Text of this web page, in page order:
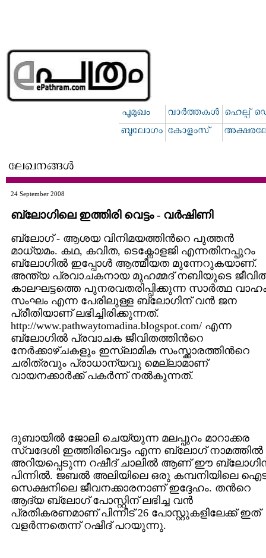
24 September 2008
ബ്ലോഗിലെ ഇത്തിരി വെട്ടം - വര്‍ഷിണി
ബ്ലോഗ് - ആശയ വിനിമയത്തിന്‍റെ പുത്തന്‍
മാധ്യമം. കഥ, കവിത, ടെക്നോളജി എന്നതിനപ്പുറം
ബ്ലോഗില്‍ ഇപ്പോള്‍ ആത്മീയത മുന്നേറുകയാണ്.
അന്ത്യ പ്രവാചകനായ മുഹമ്മദ് നബിയുടെ
കാലഘട്ടത്തെ പുനരവതരിപ്പിക്കുന്ന സാര്‍ത്ഥ
സംഘം എന്ന പേരിലുള്ള ബ്ലോഗിന് വന്‍ ജന
പ്രീതിയാണ് ലഭിച്ചിരിക്കുന്നത്.
http://www.pathwaytomadina.blogspot.com/ എന്ന
ബ്ലോഗില്‍ പ്രവാചക ജീവിതത്തിന്‍റെ
നേര്‍ക്കാഴ്ചകളും ഇസ്ലാമിക സംസ്ക്കാരത്തിന്‍റെ
ചരിത്രവും പ്രാധാന്യവു മെല്ലാമാണ്
വായനക്കാര്‍ക്ക് പകര്‍ന്ന് നല്‍കുന്നത്.
ദുബായില്‍ ജോലി ചെയ്യുന്ന മലപ്പുറം മാറാക്കര
സ്വദേശി ഇത്തിരിവെട്ടം എന്ന ബ്ലോഗ് നാമത്തില്‍
അറിയപ്പെടുന്ന റഷീദ് ചാലില്‍ ആണ് ഈ
പിന്നില്‍. ജബല്‍ അലിയിലെ ഒരു കമ്പനിയിലെ
സെക്ഷനിലെ ജീവനക്കാരനാണ് ഇദ്ദേഹം. തന്‍റെ
ആദ്യ ബ്ലോഗ് പോസ്റ്റിന് ലഭിച്ച വന്‍
പ്രതികരണമാണ് പിന്നീട് 26 പോസ്റ്റുകളിലേക്ക് ഇത്
വളര്‍ന്നതെന്ന് റഷീദ് പറയുന്നു.